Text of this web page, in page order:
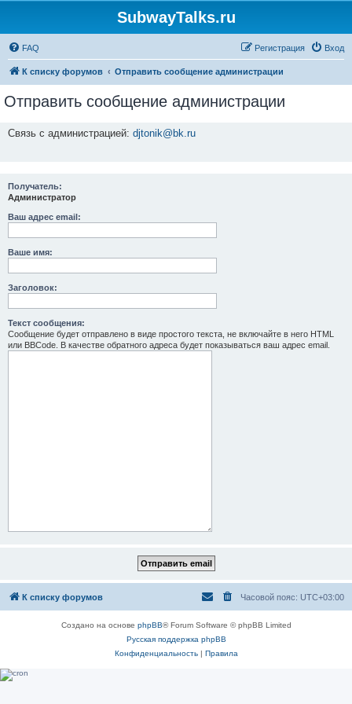
SubwayTalks.ru
FAQ Вход
Регистрация
К списку форумов Отправить сообщение администрации
Отправить сообщение администрации
Связь с администрацией: djtonik@bk.ru
Получатель:
Администратор
Ваш адрес email:
Ваше имя:
Заголовок:
Текст сообщения:
Сообщение будет отправлено в виде простого текста, не включайте в него HTML
или BBCode. В качестве обратного адреса будет показываться ваш адрес email.
К списку форумов Часовой пояс: UTC+03:00
Создано на основе phpBB® Forum Software © phpBB Limited
Русская поддержка phpBB
Конфиденциальность| Правила